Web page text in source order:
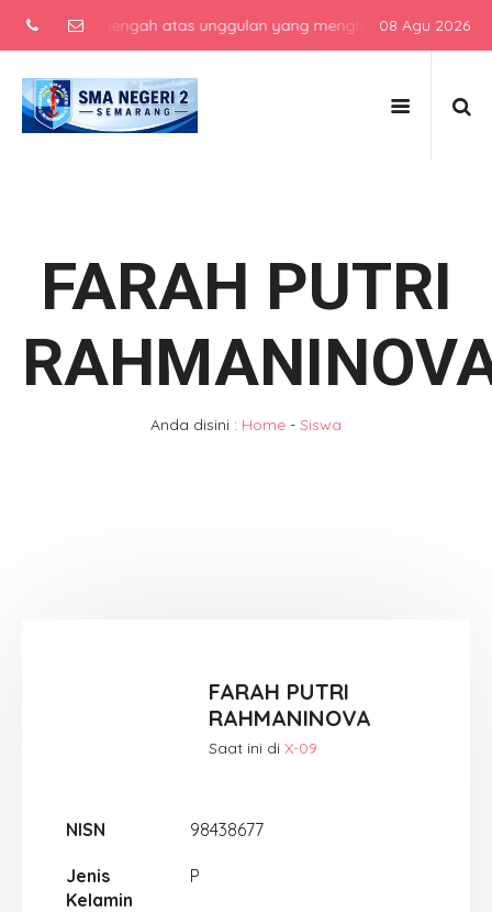
menengah atas unggulan yang menghasilkan lulusan
08 Agu 2026
FARAH PUTRI
Anda disini : Home - Siswa
FARAH PUTRI
RAHMANINOVA
Saat ini diX-09
NISN 98438677
Jenis
Kelamin
P